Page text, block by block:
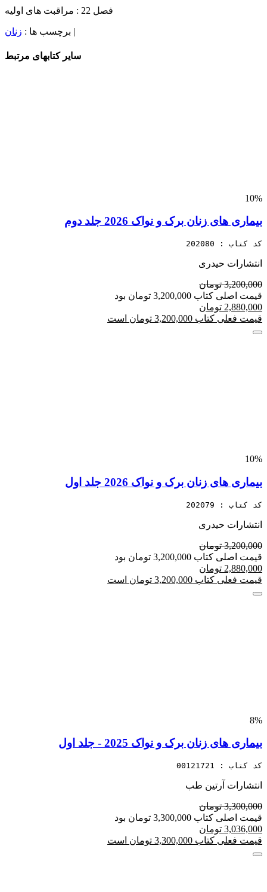
فصل 22 : مراقبت های اولیه
برچسب ها : زنان |
سایر کتابهای مرتبط
10%
بیماری های زنان برک و نواک 2026 جلد دوم
کد کتاب : 202080
انتشارات حیدری
3,200,000 تومان
قیمت اصلی کتاب 3,200,000 تومان بود
2,880,000 تومان
قیمت فعلی کتاب 3,200,000 تومان است
10%
بیماری های زنان برک و نواک 2026 جلد اول
کد کتاب : 202079
انتشارات حیدری
3,200,000 تومان
قیمت اصلی کتاب 3,200,000 تومان بود
2,880,000 تومان
قیمت فعلی کتاب 3,200,000 تومان است
8%
بیماری های زنان برک و نواک 2025 - جلد اول
کد کتاب : 00121721
انتشارات آرتین طب
3,300,000 تومان
قیمت اصلی کتاب 3,300,000 تومان بود
3,036,000 تومان
قیمت فعلی کتاب 3,300,000 تومان است